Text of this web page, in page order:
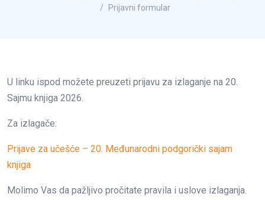
Prijavni formular
U linku ispod možete preuzeti prijavu za izlaganje na 20.
Sajmu knjiga 2026.
Za izlagače:
Prijave za učešće – 20. Međunarodni podgorički sajam
knjiga
Molimo Vas da pažljivo pročitate pravila i uslove izlaganja.